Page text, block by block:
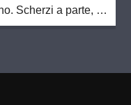
Scherzi a parte, è
moda e
[…]